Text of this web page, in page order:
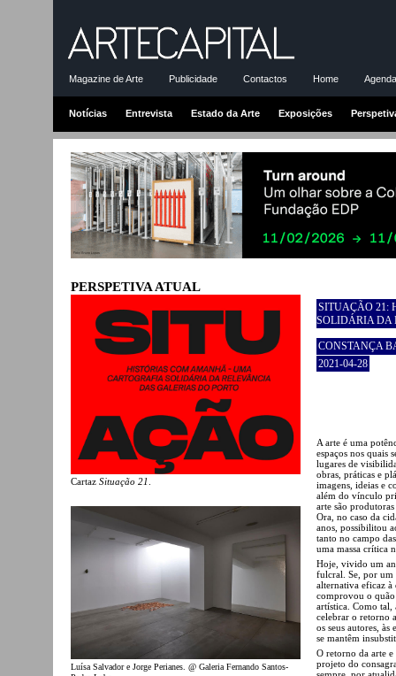
Magazine de Arte Publicidade Contactos Home
Notícias Entrevista Estado da Arte Exposições
PERSPETIVA ATUAL
Cartaz Situação 21
Luísa Salvador e Jorge Perianes. @ Galeria Fernando Santos-
SITUAÇÃO 21:
SOLIDÁRIA DA
CONSTANÇA
2021-04-28
A arte é uma
espaços nos quais
lugares de
obras, práticas e
imagens, ideias e
além do vínculo
arte são
Ora, no caso da
anos, possibilitou
tanto no campo
uma massa crítica
Hoje, vivido um
fulcral. Se, por um
alternativa eficaz à
comprovou o quão
artística. Como tal,
celebrar o retorno
os seus autores,
se mantêm
O retorno da arte
projeto do